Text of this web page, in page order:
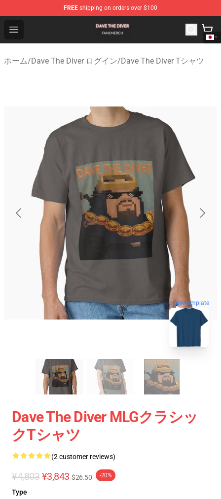
FREE shipping on orders over $100
Open menu
Dave The Diver Shop - Official Dave The Diver
ホーム/Dave The Diver ログイン/Dave The Diver Tシャツ
blank template
Dave The Diver MLGクラシッ
クTシャツ
(2 customer reviews)
¥4,803 ¥3,843 $26.50 -20%
Type